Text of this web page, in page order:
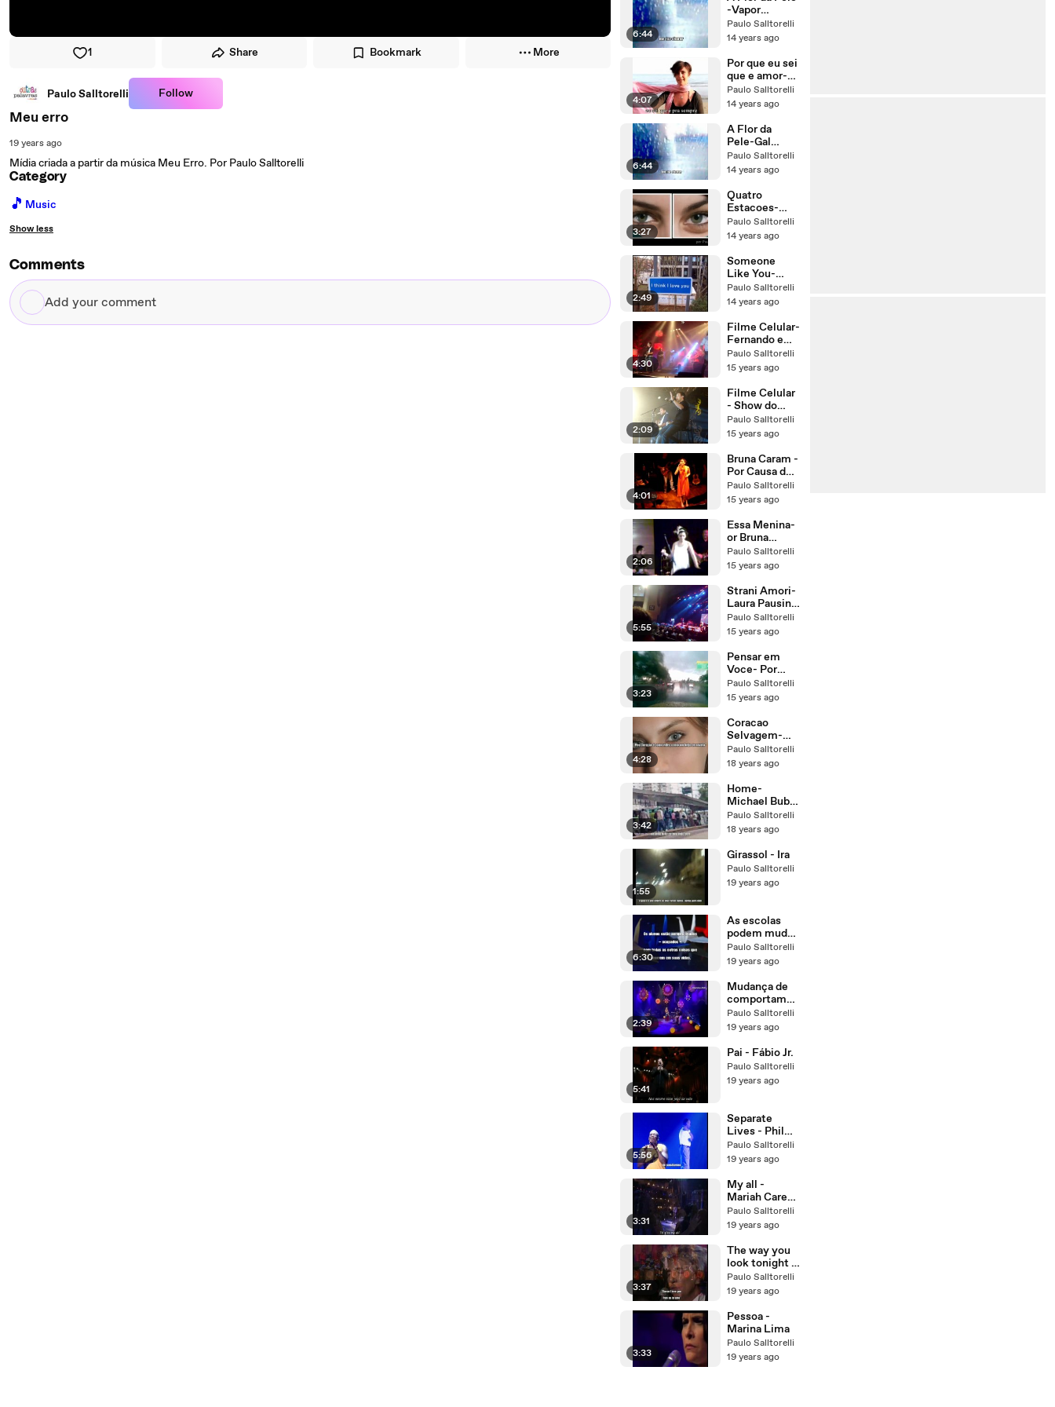
1 Share Bookmark More
Paulo Salltorelli Follow
Meu erro
19 years ago
Mídia criada a partir da música Meu Erro. Por Paulo Salltorelli
Category
🎵 Music
Show less
Comments
Add
your
6:44
-Vapor
Barato-- Gal
Gosta e Zeca
Legendas
Paulo Salltorelli
14 years ago
4:07
Por que eu sei
que e amor-
Legendado-
Arquivo
Paulo Salltorelli
14 years ago
6:44
A Flor da
Pele-Gal
Costa e Zeca
Baleiro-
Paulo Salltorelli
14 years ago
3:27
Quatro
Estacoes-
Vania Abreu -
Legendado
Paulo Salltorelli
14 years ago
2:49
Someone
Like You-
Diane Carroll
Paulo Salltorelli
14 years ago
4:30
Filme Celular-
Fernando e
Sorocaba -
Abertura do
Casa Caiu no
Villa Country-
Paulo
Salltorelli-
Camila
Ahrens e
Renata Capra
Paulo Salltorelli
15 years ago
2:09
Filme Celular
- Show do
João Bosco &
Vinícius no
SP - Tocando
em Frente - 15
10 2009-
Paulo
Salltorelli-
Camila
Ahrens e
Renata Capra
Paulo Salltorelli
15 years ago
4:01
Bruna Caram -
Por Causa de
você-Tom
Jazz- maio de
Paulo Salltorelli
15 years ago
2:06
Essa Menina-
or Bruna
Caram-
Gravado por
Ahrens e
Paulo
Salltorelli
Paulo Salltorelli
15 years ago
5:55
Strani Amori-
Laura Pausini
(Filme -
Credicard
Salltorelli-
Camila
Ahrens-em
SP - 06 10 09)
Paulo Salltorelli
15 years ago
3:23
Pensar em
Voce- Por
Paulo
Salltorelli-
Abril de 2011
Paulo Salltorelli
15 years ago
4:28
Coracao
Selvagem-
Belchior -
Legendado
Paulo Salltorelli
18 years ago
3:42
Home-
Michael Bublé
- Traducao
Paulo Salltorelli
18 years ago
1:55
Girassol - Ira
Paulo Salltorelli
19 years ago
6:30
As escolas
podem mudar
?
Paulo Salltorelli
19 years ago
2:39
Mudança de
comportamen
to - Kid
Abelha
Paulo Salltorelli
19 years ago
5:41
Pai - Fábio Jr.
Paulo Salltorelli
19 years ago
5:56
Separate
Lives - Phil
Collins
Paulo Salltorelli
19 years ago
3:31
My all -
Mariah Carey
- Legendas
em Ingles
Paulo Salltorelli
19 years ago
3:37
The way you
look tonight -
Traducao-
Rod Stewart
Paulo Salltorelli
19 years ago
3:33
Pessoa -
Marina Lima
Paulo Salltorelli
19 years ago